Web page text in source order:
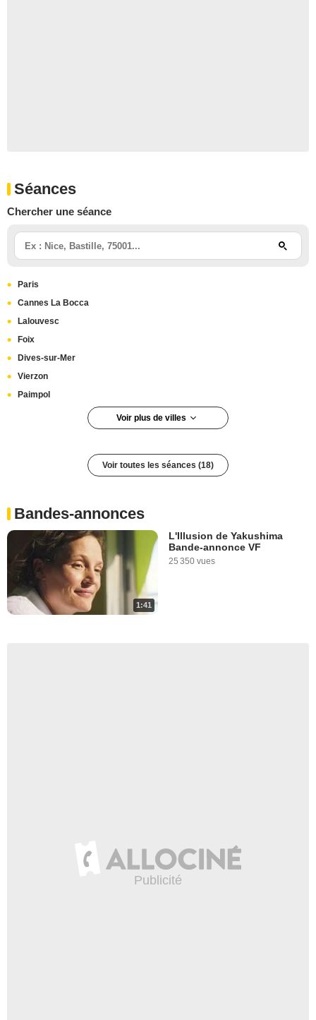
Séances
Chercher une séance
Paris
Cannes La Bocca
Lalouvesc
Foix
Dives-sur-Mer
Vierzon
Paimpol
Voir plus de villes
Paris 14e arrondissement
Marcoussis
Baugé
Villedieu-les-Poêles
Malestroit
Voir toutes les séances (18)
Bandes-annonces
1:41
L'Illusion de Yakushima
Bande-annonce VF
25 350 vues